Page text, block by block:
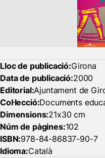
Lloc de publicació:Girona
Data de publicació:2000
Editorial:Ajuntament de
Col·lecció:Documents
Dimensions:21x30 cm
Núm de pàgines:102
ISBN:978-84-86837-90-7
Idioma:Català